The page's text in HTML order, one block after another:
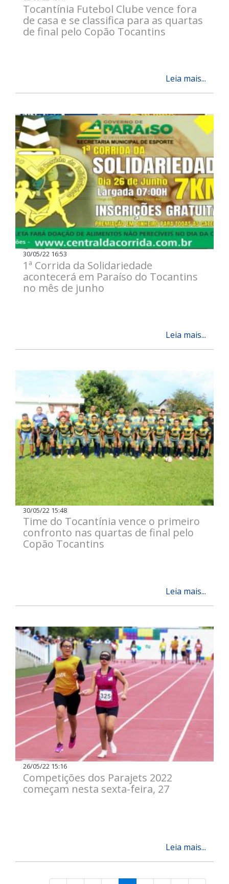
Tocantínia Futebol Clube vence fora
de casa e se classifica para as quartas
de final pelo Copão Tocantins
Leia mais...
30/05/22 16:53
1ª Corrida da Solidariedade
acontecerá em Paraíso do Tocantins
no mês de junho
Leia mais...
30/05/22 15:48
Time do Tocantínia vence o primeiro
confronto nas quartas de final pelo
Copão Tocantins
Leia mais...
26/05/22 15:16
Competições dos Parajets 2022
começam nesta sexta-feira, 27
Leia mais...